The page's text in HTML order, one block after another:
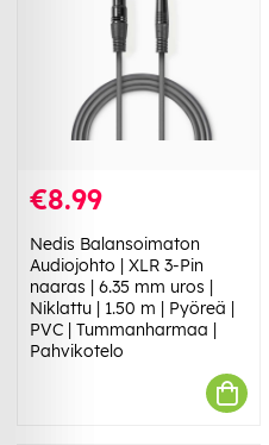
€8.99
Nedis Balansoimaton
Audiojohto | XLR 3-Pin
naaras | 6.35 mm uros |
Niklattu | 1.50 m | Pyöreä |
PVC | Tummanharmaa |
Pahvikotelo